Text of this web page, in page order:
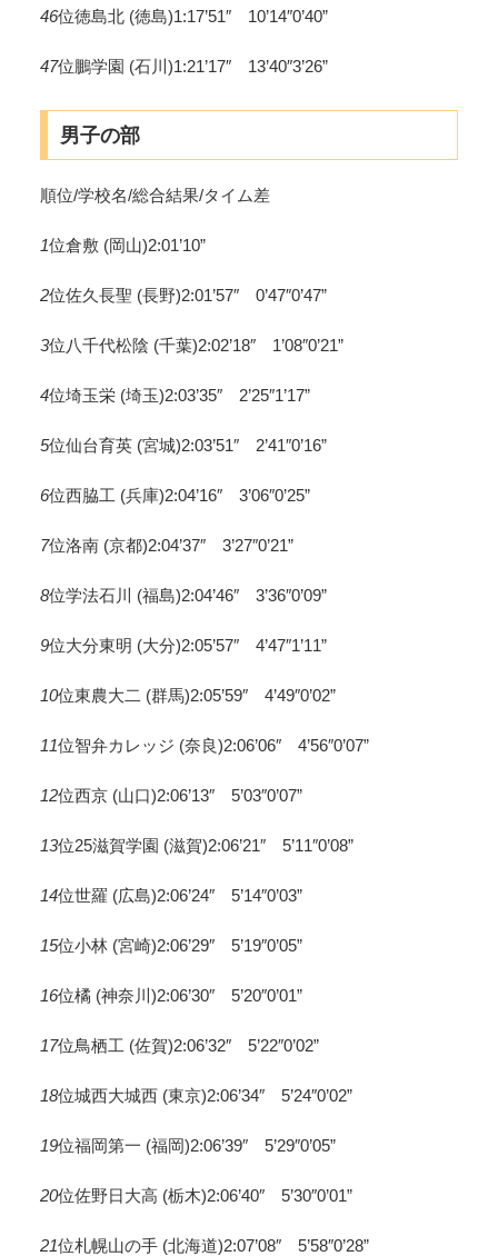
46位徳島北 (徳島)1:17’51″ 10’14″0’40”
47位鵬学園 (石川)1:21’17″ 13’40″3’26”
男子の部
順位/学校名/総合結果/タイム差
1位倉敷 (岡山)2:01’10”
2位佐久長聖 (長野)2:01’57″ 0’47″0’47”
3位八千代松陰 (千葉)2:02’18″ 1’08″0’21”
4位埼玉栄 (埼玉)2:03’35″ 2’25″1’17”
5位仙台育英 (宮城)2:03’51″ 2’41″0’16”
6位西脇工 (兵庫)2:04’16″ 3’06″0’25”
7位洛南 (京都)2:04’37″ 3’27″0’21”
8位学法石川 (福島)2:04’46″ 3’36″0’09”
9位大分東明 (大分)2:05’57″ 4’47″1’11”
10位東農大二 (群馬)2:05’59″ 4’49″0’02”
11位智弁カレッジ (奈良)2:06’06″ 4’56″0’07”
12位西京 (山口)2:06’13″ 5’03″0’07”
13位25滋賀学園 (滋賀)2:06’21″ 5’11″0’08”
14位世羅 (広島)2:06’24″ 5’14″0’03”
15位小林 (宮崎)2:06’29″ 5’19″0’05”
16位橘 (神奈川)2:06’30″ 5’20″0’01”
17位鳥栖工 (佐賀)2:06’32″ 5’22″0’02”
18位城西大城西 (東京)2:06’34″ 5’24″0’02”
19位福岡第一 (福岡)2:06’39″ 5’29″0’05”
20位佐野日大高 (栃木)2:06’40″ 5’30″0’01”
21位札幌山の手 (北海道)2:07’08″ 5’58″0’28”